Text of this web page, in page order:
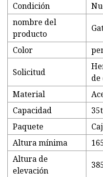
Condición
nombre del
producto
Color
Solicitud
de
Material
Capacidad
Paquete
Altura mínima
Altura de
elevación